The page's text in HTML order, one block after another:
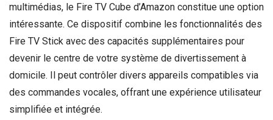
multimédias, le Fire TV Cube d’Amazon constitue une option
intéressante. Ce dispositif combine les fonctionnalités des
Fire TV Stick avec des capacités supplémentaires pour
devenir le centre de votre système de divertissement à
domicile. Il peut contrôler divers appareils compatibles via
des commandes vocales, offrant une expérience utilisateur
simplifiée et intégrée.